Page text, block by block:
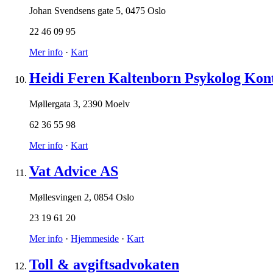
Johan Svendsens gate 5, 0475 Oslo
22 46 09 95
Mer info · Kart
Heidi Feren Kaltenborn Psykolog
Møllergata 3, 2390 Moelv
62 36 55 98
Mer info · Kart
Vat Advice AS
Møllesvingen 2, 0854 Oslo
23 19 61 20
Mer info · Hjemmeside · Kart
Toll & avgiftsadvokaten